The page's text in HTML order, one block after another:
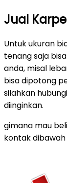
Jual
Untuk ukuran
tenang saja
anda, misal
bisa dipotong
silahkan
diinginkan.
gimana mau
kontak dibawah